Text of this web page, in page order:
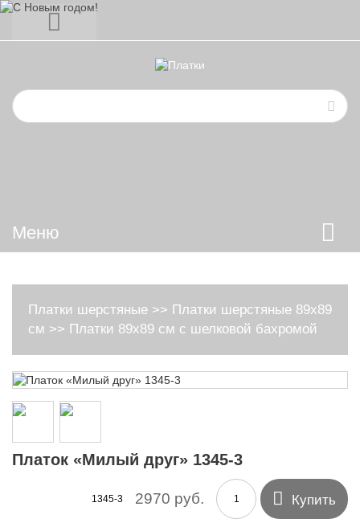
Меню
Платки шерстяные >> Платки шерстяные 89х89
см >> Платки 89х89 см с шелковой бахромой
Платок «Милый друг» 1345-3
1345-3 2970 руб.  Купить